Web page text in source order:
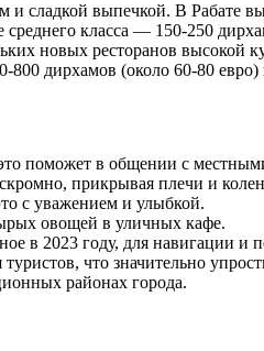
сладкой выпечкой. В Рабате
класса — 150-250
новых ресторанов
дирхамов (около 60-80
поможет в общении с
прикрывая плечи и
с уважением и улыбкой.
овощей в уличных кафе.
в 2023 году, для навигации
что значительно
районах города.